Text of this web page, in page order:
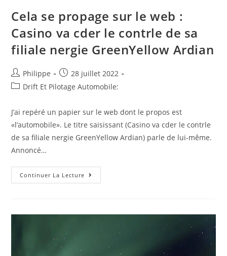
Cela se propage sur le web :
Casino va cder le contrle de sa
filiale nergie GreenYellow Ardian
Auteur/autrice
de
Philippe
Post
published:
28 juillet 2022
PostDrift Et Pilotage Automobile:
J’ai repéré un papier sur le web dont le propos est
«l’automobile». Le titre saisissant (Casino va cder le contrle
de sa filiale nergie GreenYellow Ardian) parle de lui-même.
Annoncé…
Continuer La Lecture Cela
Se
: